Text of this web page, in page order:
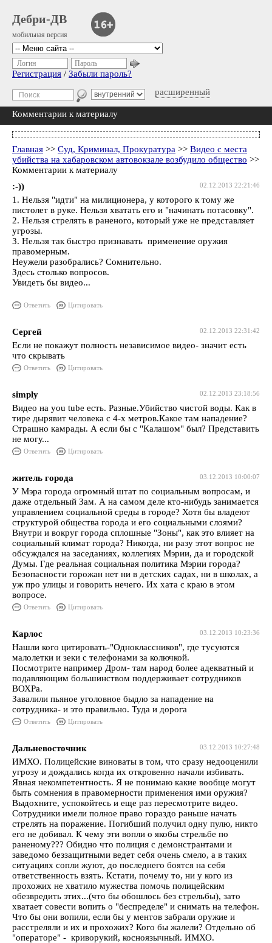
Дебри-ДВ
мобильная версия
расширенный
Логин Пароль
Регистрация / Забыли пароль?
Комментарии к материалу
Главная >> Суд, Криминал, Прокуратура >> Видео с места
убийства на хабаровском автовокзале возбудило общество >>
Комментарии к материалу
02.12.2013 22:21:46
:-))
1. Нельзя "идти" на милиционера, у которого к тому же
пистолет в руке. Нельзя хватать его и "начинать потасовку".
2. Нельзя стрелять в раненого, который уже не представляет
угрозы.
3. Нельзя так быстро признавать применение оружия
правомерным.
Неужели разобрались? Сомнительно.
Здесь столько вопросов.
Увидеть бы видео...
Ответить Цитировать
02.12.2013 22:31:42
Сергей
Если не покажут полность независимое видео- значит есть
что скрывать
Ответить Цитировать
02.12.2013 23:18:56
simply
Видео на you tube есть. Разные.Убийство чистой воды. Как в
тире дырявит человека с 4-х метров.Какое там нападение?
Страшно камрады. А если бы с "Калашом" был? Представить
не могу...
Ответить Цитировать
03.12.2013 10:00:07
житель города
У Мэра города огромный штат по социальным вопросам, и
даже отдельный Зам. А на самом деле кто-нибудь занимается
управлением социальной среды в городе? Хотя бы владеют
структурой общества города и его социальными слоями?
Внутри и вокруг города сплошные "Зоны", как это влияет на
социальный климат города? Никогда, ни разу этот вопрос не
обсуждался на заседаниях, коллегиях Мэрии, да и городской
Думы. Где реальная социальная политика Мэрии города?
Безопасности горожан нет ни в детских садах, ни в школах, а
уж про улицы и говорить нечего. Их хата с краю в этом
вопросе.
Ответить Цитировать
03.12.2013 10:23:36
Карлос
Нашли кого цитировать-"Одноклассников", где тусуются
малолетки и зеки с телефонами за колючкой.
Посмотрите например Дром- там народ более адекватный и
подавляющим большинством поддерживает сотрудников
ВОХРа.
Завалили пьяное уголовное быдло за нападение на
сотрудника- и это правильно. Туда и дорога
Ответить Цитировать
03.12.2013 10:27:48
Дальневосточник
ИМХО. Полицейские виноваты в том, что сразу недооценили
угрозу и дождались когда их откровенно начали избивать.
Явная некомпетентность. Я не понимаю какие вообще могут
быть сомнения в правомерности применения ими оружия?
Выдохните, успокойтесь и еще раз пересмотрите видео.
Сотрудники имели полное право гораздо раньше начать
стрелять на поражение. Погибший получил одну пулю, никто
его не добивал. К чему эти вопли о якобы стрельбе по
раненому??? Обидно что полиция с демонстрантами и
заведомо беззащитными ведет себя очень смело, а в таких
ситуациях сопли жуют, до последнего боятся на себя
ответственность взять. Кстати, почему то, ни у кого из
прохожих не хватило мужества помочь полицейским
обезвредить этих...(что бы обошлось без стрельбы), зато
хватает совести вопить о "беспределе" и снимать на телефон.
Что бы они вопили, если бы у ментов забрали оружие и
расстреляли и их и прохожих? Кого бы жалели? Отдельно об
"операторе" - криворукий, косноязычный. ИМХО.